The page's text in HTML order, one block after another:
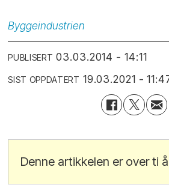
Byggeindustrien
PUBLISERT 03.03.2014 - 14:11
SIST OPPDATERT 19.03.2021 -
Denne artikkelen er over ti